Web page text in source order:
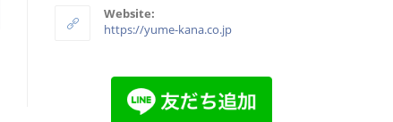
Website:
https://yume-kana.co.jp